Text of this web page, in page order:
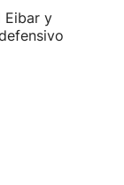
Eibar y